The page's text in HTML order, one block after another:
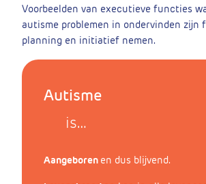
Voorbeelden van executieve functies
autisme problemen in ondervinden zijn
planning en initiatief nemen.
Autisme
is…
Aangeboren en dus blijvend.